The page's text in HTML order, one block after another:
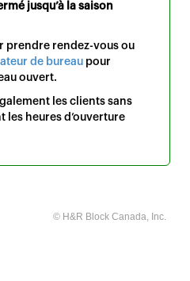
jusqu’à la saison
prendre rendez-vous ou
de bureau pour
ouvert.
les clients sans
les heures d’ouverture
© H&R Block Canada, Inc.